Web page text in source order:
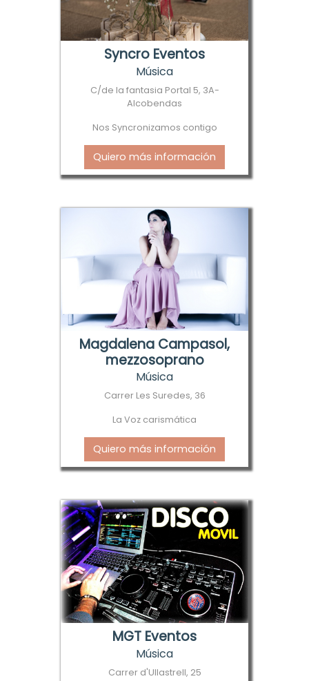
Syncro Eventos
Música
C/de la fantasia Portal 5, 3A-
Alcobendas
Nos Syncronizamos contigo
Quiero más información
Magdalena Campasol,
mezzosoprano
Música
Carrer Les Suredes, 36
La Voz carismática
Quiero más información
MGT Eventos
Música
Carrer d'Ullastrell, 25